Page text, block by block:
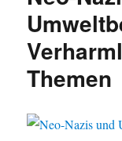
Themen